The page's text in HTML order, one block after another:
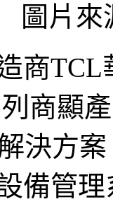
圖片
商
商顯
決方
備管